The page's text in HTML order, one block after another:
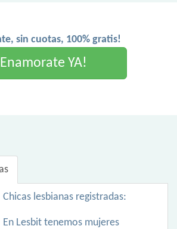
sin cuotas, 100% gratis!
Enamorate YA!
Chicas lesbianas registradas:
En Lesbit tenemos mujeres